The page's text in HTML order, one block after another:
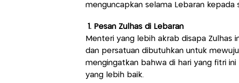
menguncapkan selama Lebaran kepada
1. Pesan Zulhas di Lebaran
Menteri yang lebih akrab disapa
dan persatuan dibutuhkan untuk
mengingatkan bahwa di hari yang fitri
yang lebih baik.